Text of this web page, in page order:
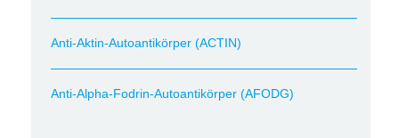
Anti-Aktin-Autoantikörper (ACTIN)
Anti-Alpha-Fodrin-Autoantikörper (AFODG)